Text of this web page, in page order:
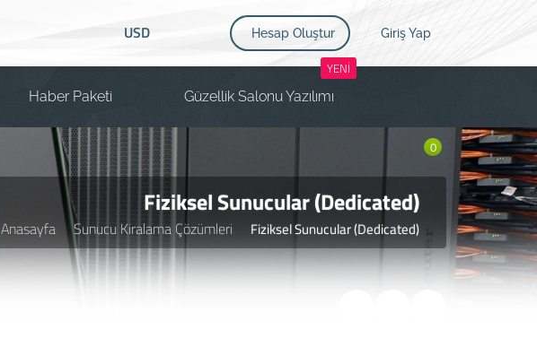
Giriş Yap
Hesap Oluştur
USD
Haber Paketi
YENİ
Güzellik Salonu Yazılımı
0
Fiziksel Sunucular (Dedicated)
Anasayfa Sunucu Kiralama Çözümleri Fiziksel Sunucular (Dedicated)